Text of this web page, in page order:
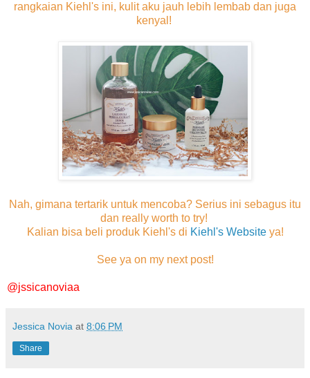
rangkaian Kiehl's ini, kulit aku jauh lebih lembab dan juga
kenyal!
Nah, gimana tertarik untuk mencoba? Serius ini sebagus itu
dan really worth to try!
Kalian bisa beli produk Kiehl's di Kiehl's Websiteya!
See ya on my next post!
@jssicanoviaa
Jessica Novia at 8:06 PM
Share